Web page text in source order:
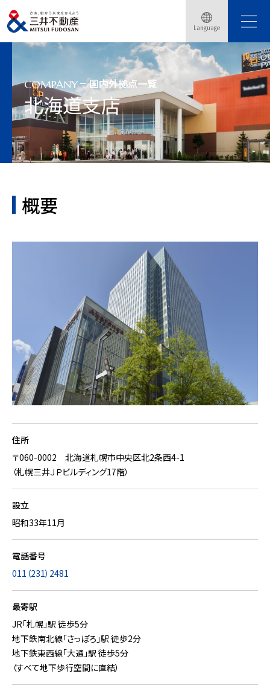
Language
トップページ 会社情報 北海道支店
COMPANY 国内外拠点一覧
北海道支店
概要
住所
〒060-0002 北海道札幌市中央区北2条西4-1
（札幌三井ＪＰビルディング17階）
設立
昭和33年11月
電話番号
011（231）2481
最寄駅
JR「札幌」駅 徒歩5分
地下鉄南北線「さっぽろ」駅 徒歩2分
地下鉄東西線「大通」駅 徒歩5分
（すべて地下歩行空間に直結）